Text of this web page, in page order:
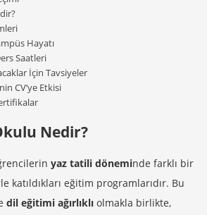
Hayatı
Saatleri
İçin Tavsiyeler
CV’ye Etkisi
Nedir?
yaz tatili döneminde farklı bir
katıldıkları eğitim programlarıdır. Bu
dil eğitimi ağırlıklı olmakla birlikte,